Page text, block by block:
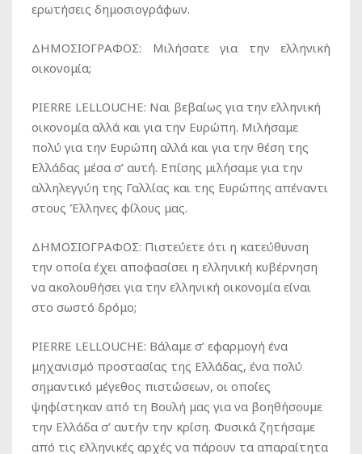
ερωτήσεις δημοσιογράφων.
ΔΗΜΟΣΙΟΓΡΑΦΟΣ: Μιλήσατε για την ελληνική
οικονομία;
PIERRE LELLOUCHE: Ναι βεβαίως για την ελληνική
οικονομία αλλά και για την Ευρώπη. Μιλήσαμε
πολύ για την Ευρώπη αλλά και για την θέση της
Ελλάδας μέσα σ’ αυτή. Επίσης μιλήσαμε για την
αλληλεγγύη της Γαλλίας και της Ευρώπης απέναντι
στους Έλληνες φίλους μας.
ΔΗΜΟΣΙΟΓΡΑΦΟΣ: Πιστεύετε ότι η κατεύθυνση
την οποία έχει αποφασίσει η ελληνική κυβέρνηση
να ακολουθήσει για την ελληνική οικονομία είναι
στο σωστό δρόμο;
PIERRE LELLOUCHE: Βάλαμε σ’ εφαρμογή ένα
μηχανισμό προστασίας της Ελλάδας, ένα πολύ
σημαντικό μέγεθος πιστώσεων, οι οποίες
ψηφίστηκαν από τη Βουλή μας για να βοηθήσουμε
την Ελλάδα σ’ αυτήν την κρίση. Φυσικά ζητήσαμε
από τις ελληνικές αρχές να πάρουν τα απαραίτητα